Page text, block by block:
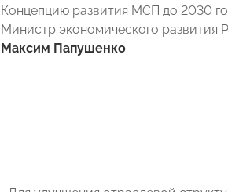
Концепцию развития МСП до 2030
Министр экономического развития
Максим Папушенко.